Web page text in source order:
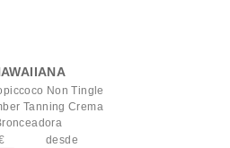
Non Tingle
Tanning Crema
desde